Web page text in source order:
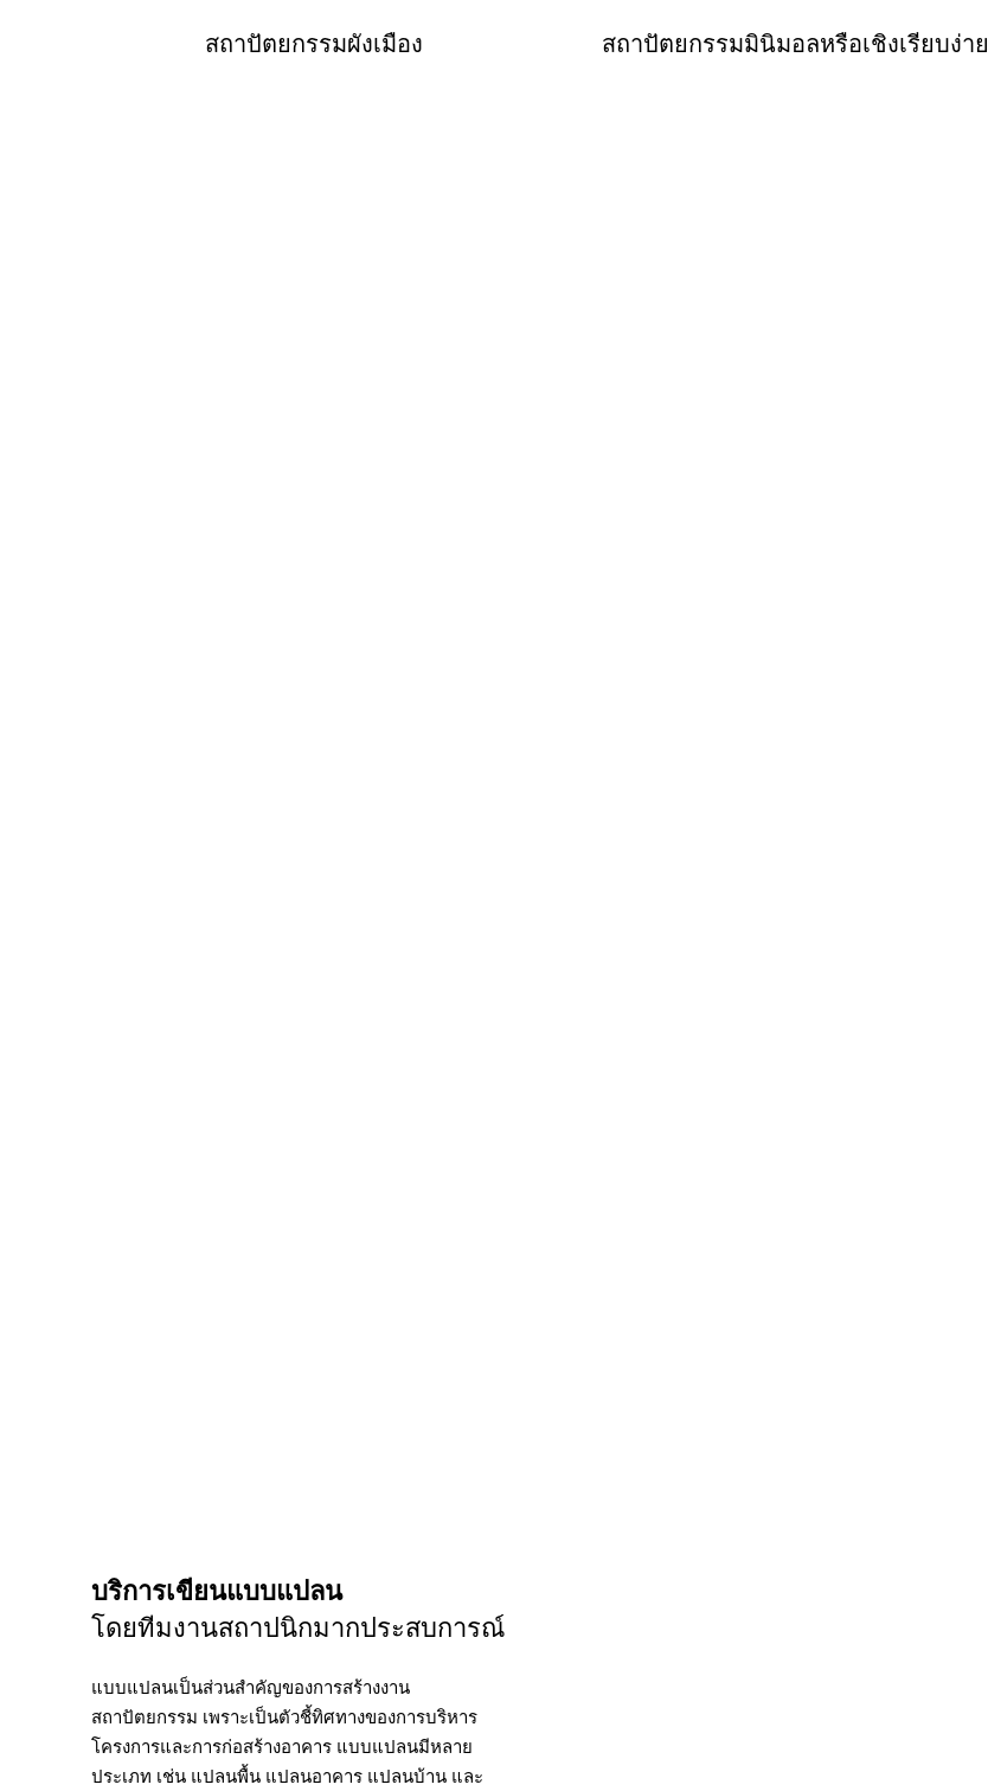
สถาปัตยกรรมผังเมือง สถาปัตยกรรมมินิมอลหรือเชิงเรียบง่าย
บริการเขียนแบบแปลน
โดยทีมงานสถาปนิกมากประสบการณ์
แบบแปลนเป็นส่วนสำคัญของการสร้างงาน
สถาปัตยกรรม เพราะเป็นตัวชี้ทิศทางของการบริหาร
โครงการและการก่อสร้างอาคาร แบบแปลนมีหลาย
ประเภท เช่น แปลนพื้น แปลนอาคาร แปลนบ้าน และ